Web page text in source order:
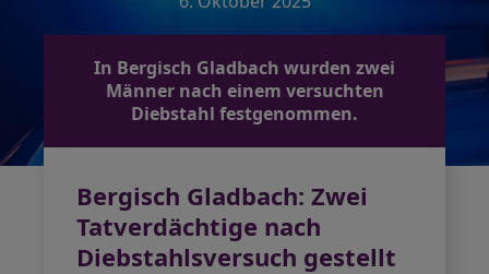
In Bergisch Gladbach wurden zwei
Männer nach einem versuchten
Diebstahl festgenommen.
Bergisch Gladbach: Zwei
Tatverdächtige nach
Diebstahlsversuch gestellt